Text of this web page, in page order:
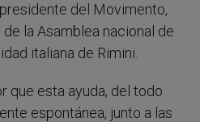
del Movimento,
la Asamblea nacional de
italiana de Rimini.
que esta ayuda, del todo
espontánea, junto a las